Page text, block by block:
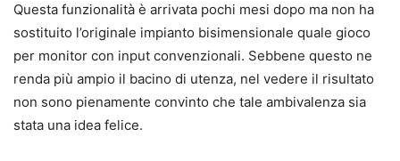
Questa funzionalità è arrivata pochi mesi dopo ma non ha
sostituito l’originale impianto bisimensionale quale gioco
per monitor con input convenzionali. Sebbene questo ne
renda più ampio il bacino di utenza, nel vedere il risultato
non sono pienamente convinto che tale ambivalenza sia
stata una idea felice.